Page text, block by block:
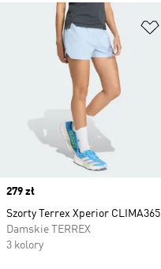
Price
279 zł
Szorty Terrex Xperior CLIMA365
Damskie TERREX
3 kolory